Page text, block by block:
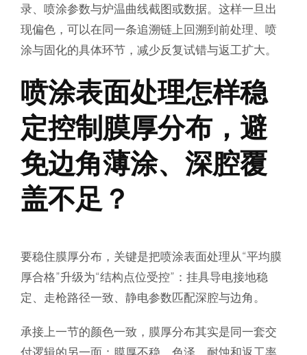
录、喷涂参数与炉温曲线截图或数据。这样一旦出
现偏色，可以在同一条追溯链上回溯到前处理、喷
涂与固化的具体环节，减少反复试错与返工扩大。
喷涂表面处理怎样稳
定控制膜厚分布，避
免边角薄涂、深腔覆
盖不足？
要稳住膜厚分布，关键是把喷涂表面处理从“平均膜
厚合格”升级为“结构点位受控”：挂具导电接地稳
定、走枪路径一致、静电参数匹配深腔与边角。
承接上一节的颜色一致，膜厚分布其实是同一套交
付逻辑的另一面：膜厚不稳，色泽、耐蚀和返工率